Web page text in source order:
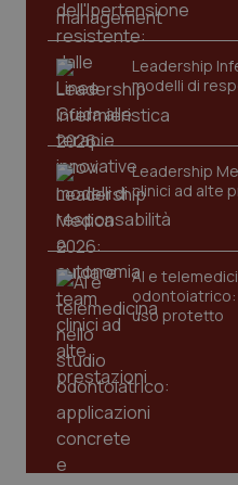
Leadership
modelli di
Leadership
clinici ad alte
AI e
uso protetto
CookieScriptConsent
tracking-sites-ironfish-